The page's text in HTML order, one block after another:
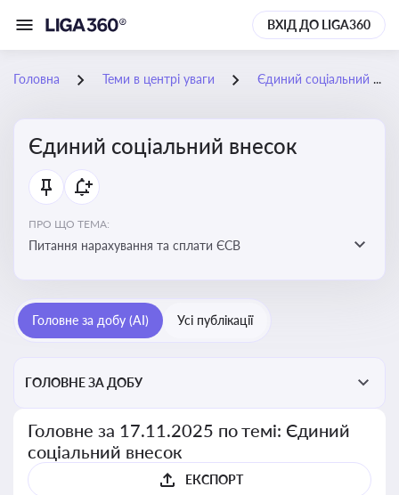
ВХІД ДО LIGA360
Головна Теми в центрі уваги Єдиний соціальний внесок
Єдиний соціальний внесок
ПРО ЩО ТЕМА:
Питання нарахування та сплати ЄСВ
Головне за добу (AI) Усі публікації
ГОЛОВНЕ ЗА ДОБУ
Головне за 17.11.2025 по темі: Єдиний
соціальний внесок
ЕКСПОРТ